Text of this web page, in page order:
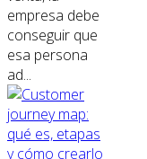
empresa debe
conseguir que
esa persona
ad...